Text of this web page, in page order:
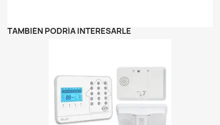
TAMBIÉN PODRÍA INTERESARLE